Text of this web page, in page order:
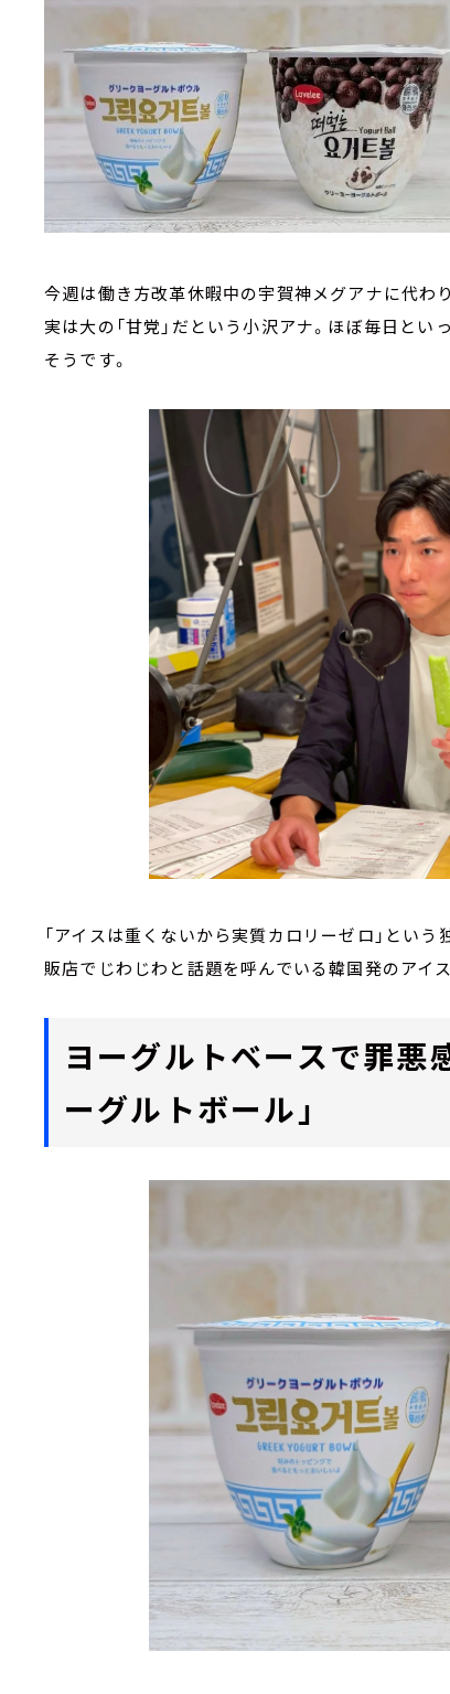
今週は働き方改革休暇中の宇賀神メグアナに代わ
実は大の「甘党」だという小沢アナ。ほぼ毎日と
そうです。
「アイスは重くないから実質カロリーゼロ」という
販店でじわじわと話題を呼んでいる韓国発のアイ
ヨーグルトベースで罪悪
ーグルトボール」